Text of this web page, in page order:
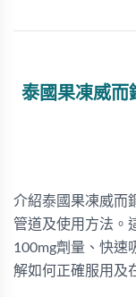
泰國果凍威而
介紹泰國果凍威而
管道及使用方法。
100mg劑量、快速
解如何正確服用及